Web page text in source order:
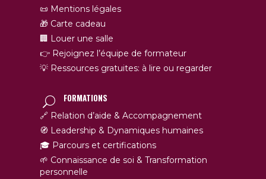
📜 Mentions légales
🎁 Carte cadeau
🏢 Louer une salle
👉 Rejoignez l’équipe de formateur
💡 Ressources gratuites: à lire ou regarder
FORMATIONS
🔗 Relation d’aide & Accompagnement
🧭 Leadership & Dynamiques humaines
🎓 Parcours et certifications
🌱 Connaissance de soi & Transformation
personnelle